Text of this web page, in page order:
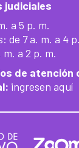
judiciales
a 5 p. m.
de 7 a. m. a 4
a 2 p. m.
de atención
ingresen aquí